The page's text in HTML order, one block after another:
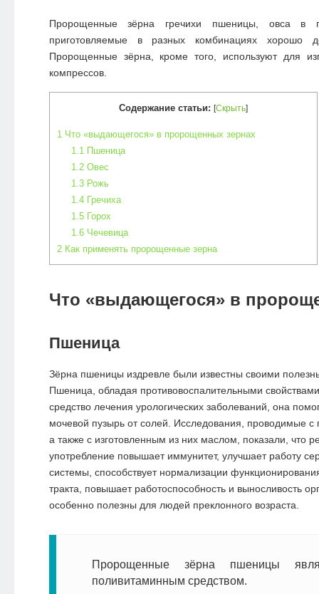
Пророщенные зёрна гречихи пшеницы, овса в
приготовляемые в разных комбинациях хорошо
Пророщенные зёрна, кроме того, используют для
компрессов.
Содержание статьи: [Скрыть]
1Что «выдающегося» в пророщенных зернах
1.1Пшеница
1.2Овес
1.3Рожь
1.4Гречиха
1.5Горох
1.6Чечевица
2Как применять пророщенные зерна
Что «выдающегося» в
Пшеница
Зёрна пшеницы издревле были известны своими
Пшеница, обладая противовоспалительными
средство лечения урологических заболеваний, она
мочевой пузырь от солей. Исследования, проводимые
а также с изготовленным из них маслом, показали, что
употребление повышает иммунитет, улучшает работу
системы, способствует нормализации
тракта, повышает работоспособность и выносливость
особенно полезны для людей преклонного возраста.
Пророщенные зёрна пшеницы
поливитаминным средством.